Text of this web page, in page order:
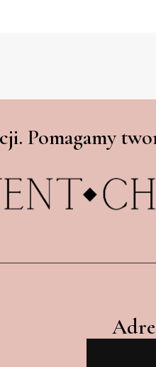
Pomagamy